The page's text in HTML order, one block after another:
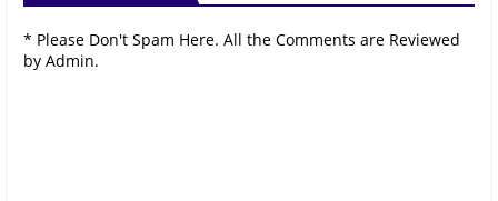
* Please Don't Spam Here. All the Comments are Reviewed
by Admin.